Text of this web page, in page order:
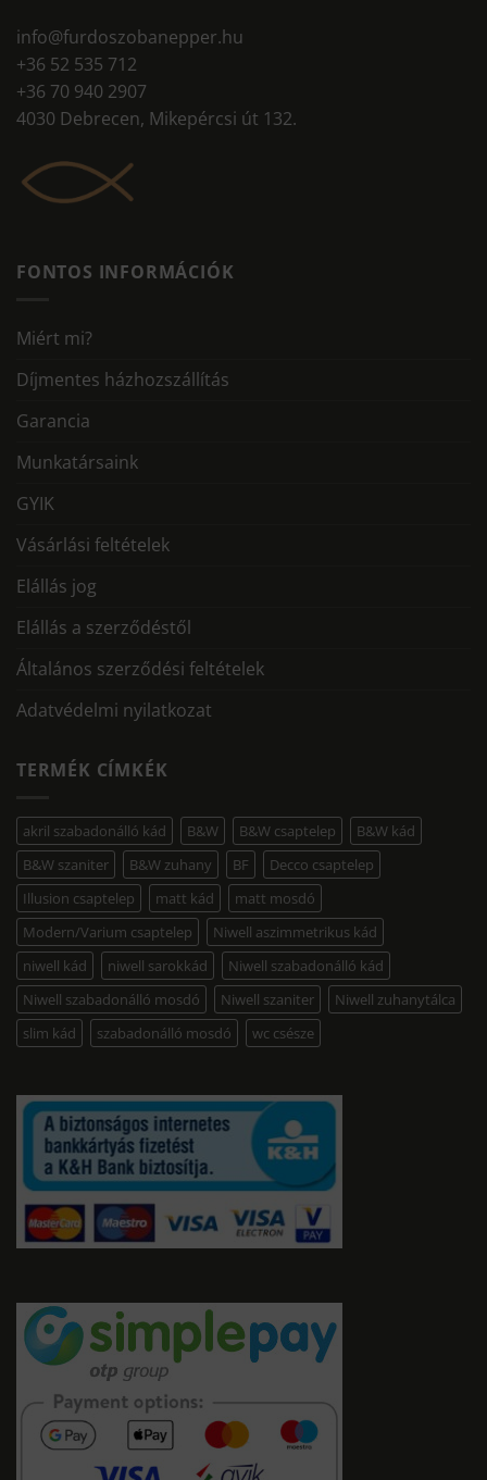
info@furdoszobanepper.hu
+36 52 535 712
+36 70 940 2907
4030 Debrecen, Mikepércsi út 132.
FONTOS INFORMÁCIÓK
Miért mi?
Díjmentes házhozszállítás
Garancia
Munkatársaink
GYIK
Vásárlási feltételek
Elállás jog
Elállás a szerződéstől
Általános szerződési feltételek
Adatvédelmi nyilatkozat
TERMÉK CÍMKÉK
akril szabadonálló kád B&W B&W csaptelep
B&W kád
B&W szaniter
B&W zuhany BF
Decco csaptelep
Illusion csaptelep
matt kád
matt mosdó
Modern/Varium csaptelep
Niwell aszimmetrikus kád
niwell kád
niwell sarokkád
Niwell szabadonálló kád
Niwell szabadonálló mosdó
Niwell szaniter
Niwell zuhanytálca
slim kád
szabadonálló mosdó wc csésze